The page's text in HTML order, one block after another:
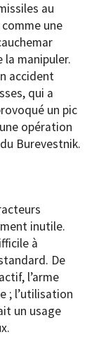
au
une
manipuler.
accident
qui a
un pic
opération
Burevestnik.
inutile.
à
De
l’arme
; l’utilisation
un usage